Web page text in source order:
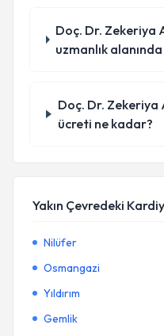
Doç. Dr. Zekeriya
uzmanlık
Doç. Dr. Zekeriya
ücreti ne kadar?
Yakın Çevredeki
Nilüfer
Osmangazi
Yıldırım
Gemlik